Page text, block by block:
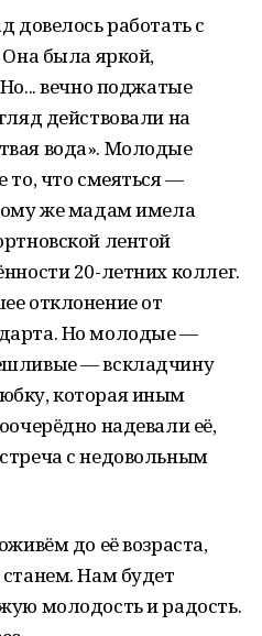
довелось работать с
Она была яркой,
вечно поджатые
действовали на
вода». Молодые
то, что смеяться —
же мадам имела
лентой
20-летних коллег.
отклонение от
Но молодые —
— вскладчину
которая иным
надевали её,
с недовольным
до её возраста,
Нам будет
молодость и радость.